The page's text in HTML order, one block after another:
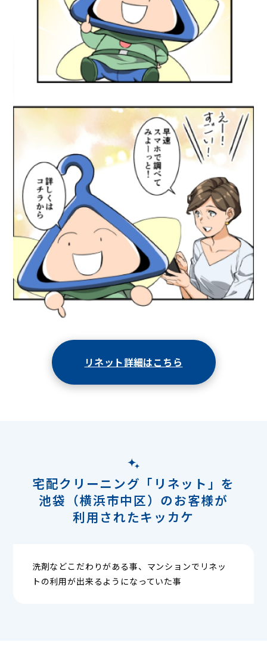
リネット詳細はこちら
宅配クリーニング「リネット」を
池袋（横浜市中区）のお客様が
利用されたキッカケ
洗剤などこだわりがある事、マンションでリネッ
トの利用が出来るようになっていた事